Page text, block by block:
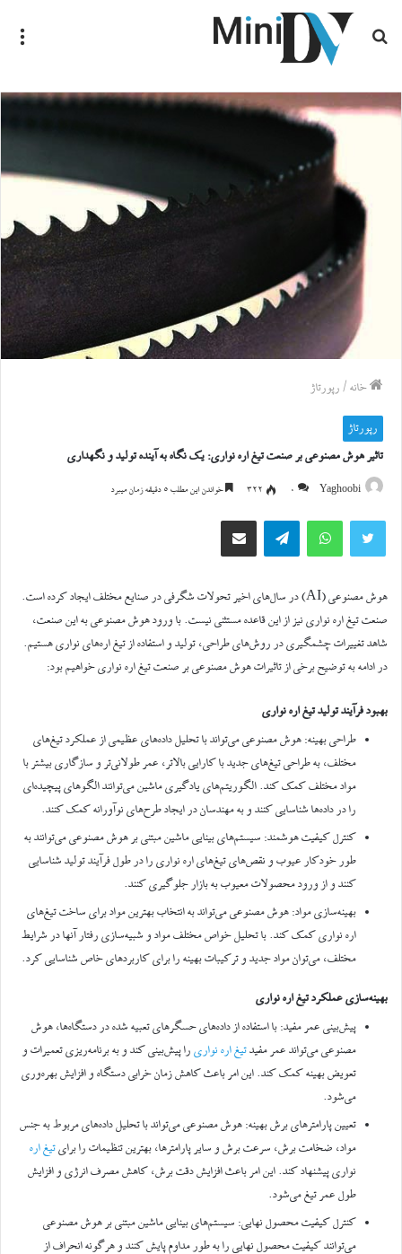
جستجو
خانه / رپورتاژ
رپورتاژ
تاثیر هوش مصنوعی بر صنعت تیغ اره نواری: یک نگاه به آینده تولید و نگهداری
Yaghoobi
0
322 خواندن این مطلب 5 دقیقه زمان میبرد
توییتر واتس آپ تلگرام اشتراک گذاری از طریق ایمیل
هوش مصنوعی (AI) در سال‌های اخیر تحولات شگرفی در صنایع مختلف ایجاد کرده است.
صنعت تیغ اره نواری نیز از این قاعده مستثنی نیست. با ورود هوش مصنوعی به این صنعت،
شاهد تغییرات چشمگیری در روش‌های طراحی، تولید و استفاده از تیغ اره‌های نواری هستیم.
در ادامه به توضیح برخی از تاثیرات هوش مصنوعی بر صنعت تیغ اره نواری خواهیم بود:
بهبود فرآیند تولید تیغ اره نواری
طراحی بهینه: هوش مصنوعی می‌تواند با تحلیل داده‌های عظیمی از عملکرد تیغ‌های
مختلف، به طراحی تیغ‌های جدید با کارایی بالاتر، عمر طولانی‌تر و سازگاری بیشتر با
مواد مختلف کمک کند. الگوریتم‌های یادگیری ماشین می‌توانند الگوهای پیچیده‌ای
را در داده‌ها شناسایی کنند و به مهندسان در ایجاد طرح‌های نوآورانه کمک کنند.
کنترل کیفیت هوشمند: سیستم‌های بینایی ماشین مبتنی بر هوش مصنوعی می‌توانند به
طور خودکار عیوب و نقص‌های تیغ‌های اره نواری را در طول فرآیند تولید شناسایی
کنند و از ورود محصولات معیوب به بازار جلوگیری کنند.
بهینه‌سازی مواد: هوش مصنوعی می‌تواند به انتخاب بهترین مواد برای ساخت تیغ‌های
اره نواری کمک کند. با تحلیل خواص مختلف مواد و شبیه‌سازی رفتار آنها در شرایط
مختلف، می‌توان مواد جدید و ترکیبات بهینه را برای کاربردهای خاص شناسایی کرد.
بهینه‌سازی عملکرد تیغ اره نواری
پیش‌بینی عمر مفید: با استفاده از داده‌های حسگرهای تعبیه شده در دستگاه‌ها، هوش
مصنوعی می‌تواند عمر مفیدتیغ اره نواری را پیش‌بینی کند و به برنامه‌ریزی تعمیرات و
تعویض بهینه کمک کند. این امر باعث کاهش زمان خرابی دستگاه و افزایش بهره‌وری
می‌شود.
تعیین پارامترهای برش بهینه: هوش مصنوعی می‌تواند با تحلیل داده‌های مربوط به جنس
مواد، ضخامت برش، سرعت برش و سایر پارامترها، بهترین تنظیمات را برایتیغ اره
نواری پیشنهاد کند. این امر باعث افزایش دقت برش، کاهش مصرف انرژی و افزایش
طول عمر تیغ می‌شود.
کنترل کیفیت محصول نهایی: سیستم‌های بینایی ماشین مبتنی بر هوش مصنوعی
می‌توانند کیفیت محصول نهایی را به طور مداوم پایش کنند و هرگونه انحراف از